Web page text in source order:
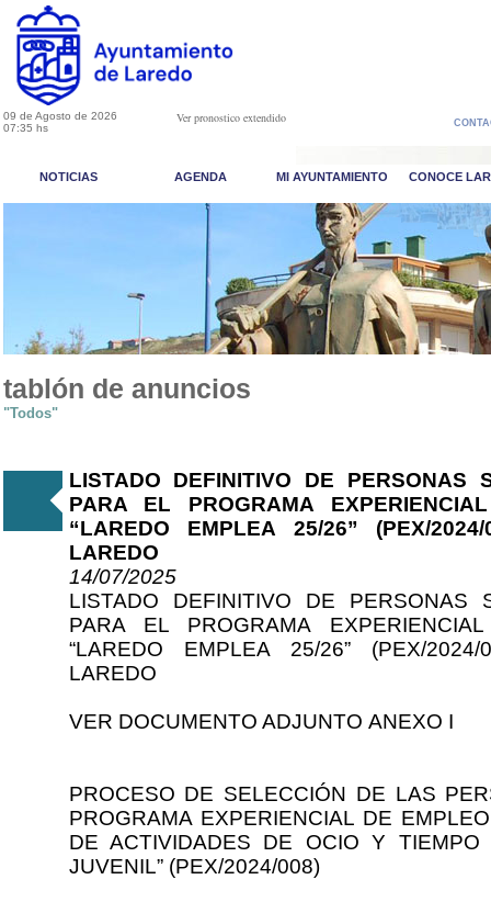
09 de Agosto de 2026
07:35 hs
Ver pronostico extendido
NOTICIAS AGENDA MI AYUNTAMIENTO CONOCE
tablón de anuncios
"Todos"
LISTADO DEFINITIVO DE PERSONAS
PARA EL PROGRAMA
“LAREDO EMPLEA 25/26” (PEX/
LAREDO
14/07/2025
LISTADO DEFINITIVO DE PERSONAS
PARA EL PROGRAMA
“LAREDO EMPLEA 25/26” (PEX/
LAREDO
VER DOCUMENTO ADJUNTO ANEXO I
PROCESO DE SELECCIÓN DE LAS
PROGRAMA EXPERIENCIAL DE
DE ACTIVIDADES DE OCIO Y
JUVENIL” (PEX/2024/008)